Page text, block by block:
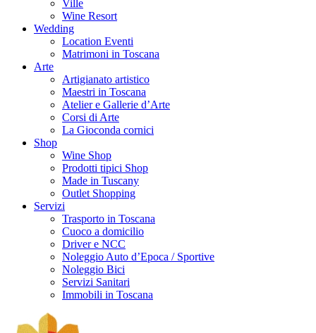
Ville
Wine Resort
Wedding
Location Eventi
Matrimoni in Toscana
Arte
Artigianato artistico
Maestri in Toscana
Atelier e Gallerie d’Arte
Corsi di Arte
La Gioconda cornici
Shop
Wine Shop
Prodotti tipici Shop
Made in Tuscany
Outlet Shopping
Servizi
Trasporto in Toscana
Cuoco a domicilio
Driver e NCC
Noleggio Auto d’Epoca / Sportive
Noleggio Bici
Servizi Sanitari
Immobili in Toscana